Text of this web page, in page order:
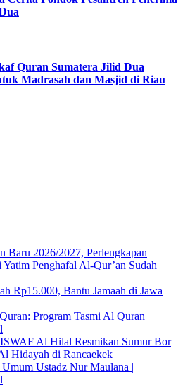
Quran Sumatera Jilid Dua
Madrasah dan Masjid di Riau
Baru 2026/2027, Perlengkapan
Penghafal Al-Qur’an Sudah
Rp15.000, Bantu Jamaah di Jawa
Program Tasmi Al Quran
Al Hilal Resmikan Sumur Bor
Hidayah di Rancaekek
Ustadz Nur Maulana |